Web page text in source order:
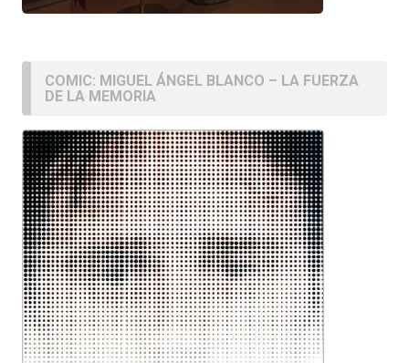
COMIC: MIGUEL ÁNGEL BLANCO – LA FUERZA
DE LA MEMORIA